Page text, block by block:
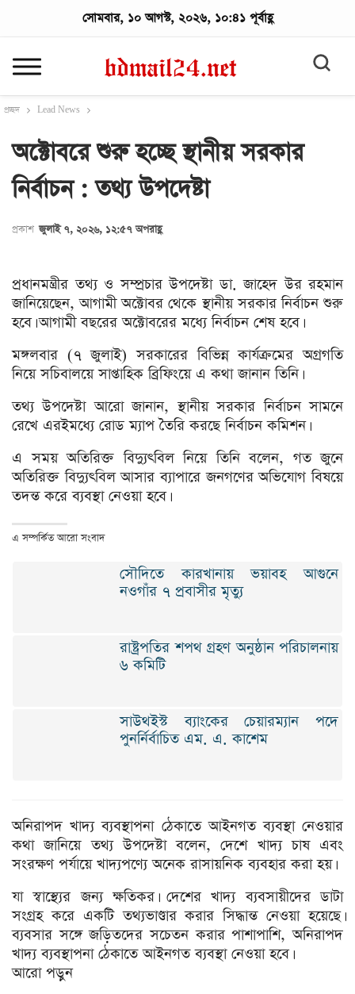
সোমবার, ১০ আগস্ট, ২০২৬, ১০:৪১ পূর্বাহ্ণ
প্রচ্ছদ Lead News
অক্টোবরে শুরু হচ্ছে স্থানীয় সরকার
নির্বাচন : তথ্য উপদেষ্টা
প্রকাশ জুলাই ৭, ২০২৬, ১২:৫৭ অপরাহ্ণ
প্রধানমন্ত্রীর তথ্য ও সম্প্রচার উপদেষ্টা ডা. জাহেদ উর রহমান
জানিয়েছেন, আগামী অক্টোবর থেকে স্থানীয় সরকার নির্বাচন শুরু
হবে। আগামী বছরের অক্টোবরের মধ্যে নির্বাচন শেষ হবে।
মঙ্গলবার (৭ জুলাই) সরকারের বিভিন্ন কার্যক্রমের অগ্রগতি
নিয়ে সচিবালয়ে সাপ্তাহিক ব্রিফিংয়ে এ কথা জানান তিনি।
তথ্য উপদেষ্টা আরো জানান, স্থানীয় সরকার নির্বাচন সামনে
রেখে এরইমধ্যে রোড ম্যাপ তৈরি করছে নির্বাচন কমিশন।
এ সময় অতিরিক্ত বিদ্যুৎবিল নিয়ে তিনি বলেন, গত জুনে
অতিরিক্ত বিদ্যুৎবিল আসার ব্যাপারে জনগণের অভিযোগ বিষয়ে
তদন্ত করে ব্যবস্থা নেওয়া হবে।
এ সম্পর্কিত আরো সংবাদ
সৌদিতে কারখানায় ভয়াবহ আগুনে
নওগাঁর ৭ প্রবাসীর মৃত্যু
রাষ্ট্রপতির শপথ গ্রহণ অনুষ্ঠান পরিচালনায়
৬ কমিটি
সাউথইস্ট ব্যাংকের চেয়ারম্যান পদে
পুনর্নির্বাচিত এম. এ. কাশেম
অনিরাপদ খাদ্য ব্যবস্থাপনা ঠেকাতে আইনগত ব্যবস্থা নেওয়ার
কথা জানিয়ে তথ্য উপদেষ্টা বলেন, দেশে খাদ্য চাষ এবং
সংরক্ষণ পর্যায়ে খাদ্যপণ্যে অনেক রাসায়নিক ব্যবহার করা হয়।
যা স্বাস্থ্যের জন্য ক্ষতিকর। দেশের খাদ্য ব্যবসায়ীদের ডাটা
সংগ্রহ করে একটি তথ্যভাণ্ডার করার সিদ্ধান্ত নেওয়া হয়েছে।
ব্যবসার সঙ্গে জড়িতদের সচেতন করার পাশাপাশি, অনিরাপদ
খাদ্য ব্যবস্থাপনা ঠেকাতে আইনগত ব্যবস্থা নেওয়া হবে।
আরো পড়ুন